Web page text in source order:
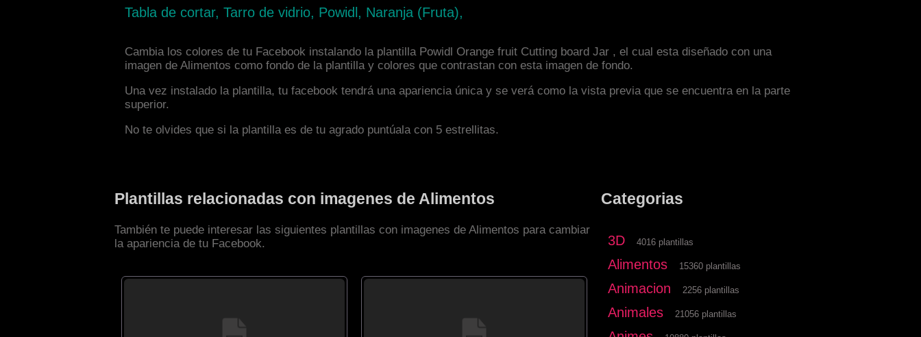
Tabla de cortar, Tarro de vidrio, Powidl, Naranja (Fruta),
Cambia los colores de tu Facebook instalando la plantilla Powidl Orange fruit Cutting board Jar , el cual esta diseñado con una
imagen de Alimentos como fondo de la plantilla y colores que contrastan con esta imagen de fondo.
Una vez instalado la plantilla, tu facebook tendrá una apariencia única y se verá como la vista previa que se encuentra en la parte
superior.
No te olvides que si la plantilla es de tu agrado puntúala con 5 estrellitas.
Plantillas relacionadas con imagenes de Alimentos
También te puede interesar las siguientes plantillas con imagenes de Alimentos para cambiar
la apariencia de tu Facebook.
Categorias
3D 4016 plantillas
Alimentos 15360 plantillas
Animacion 2256 plantillas
Animales 21056 plantillas